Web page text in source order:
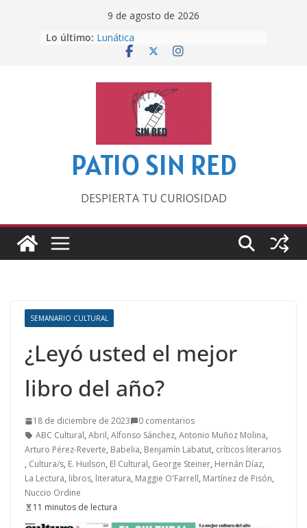
9 de agosto de 2026
Lo último: Otra del Mundial
Lunática
Pero, hasta entonces…
‘La broma infinita’ de recomendar
lecturas veraniegas
PATIO SIN RED
DESPIERTA TU CURIOSIDAD
SEMANARIO CULTURAL
¿Leyó usted el mejor
libro del año?
18 de diciembre de 2023
0 comentarios
ABC Cultural, Abril, Alfonso Sánchez, Antonio Muñoz Molina,
Arturo Pérez-Reverte, Babelia, Benjamín Labatut, críticos literarios
, Cultura/s, E. Huilson, El Cultural, George Steiner, Hernán Díaz,
La Lectura, libros, literatura, Maggie O'Farrell, Martínez de Pisón,
Nuccio Ordine
11 minutos de lectura